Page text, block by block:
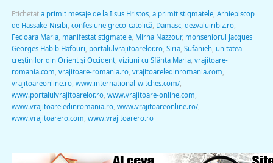
Etichetat a primit mesaje de la Iisus Hristos, a primit stigmatele, Arhiepiscop
de Hassake-Nisibi confesiune greco-catolică, Damasc, dezvaluiribiz.ro,
Fecioara Maria, manifestat stigmatele, Mirna Nazzour, monseniorul Jacques
Georges Habib Hafouri portalulvrajitoarelor.ro, Siria, Sufanieh unitatea
creștinilor din Orient și Occident, viziuni cu Sfânta Maria, vrajitoare-
romania.com vrajitoare-romania.ro, vrajitoareledinromania.com
vrajitoareonline.ro, www.international-witches.com/,
www.portalulvrajitoarelor.ro, www.vrajitoare-online.com
www.vrajitoareledinromania.ro, www.vrajitoareonline.ro/,
www.vrajitoarero.com www.vrajitoarero.ro